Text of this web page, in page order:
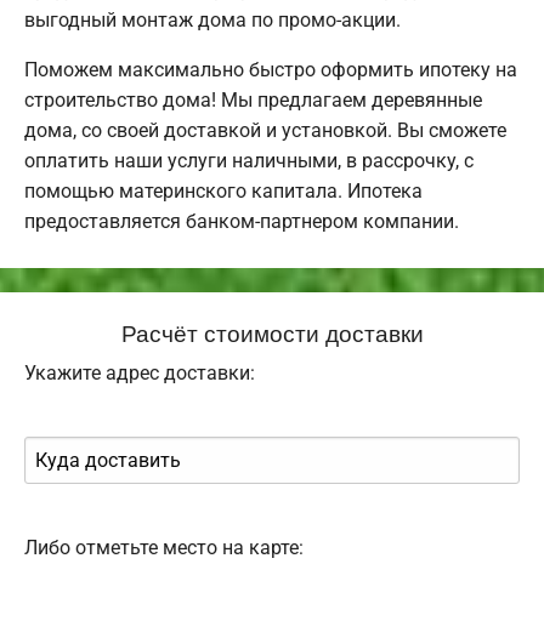
выгодный монтаж дома по промо-акции.
Поможем максимально быстро оформить ипотеку на
строительство дома! Мы предлагаем деревянные
дома, со своей доставкой и установкой. Вы сможете
оплатить наши услуги наличными, в рассрочку, с
помощью материнского капитала. Ипотека
предоставляется банком-партнером компании.
Расчёт стоимости доставки
Укажите адрес доставки:
Либо отметьте место на карте: